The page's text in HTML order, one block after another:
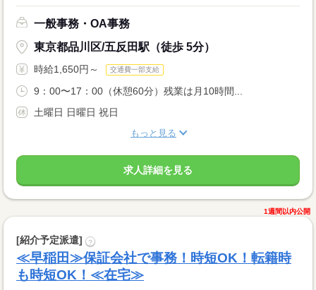
一般事務・OA事務
東京都品川区/五反田駅（徒歩 5分）
時給1,650円～ 交通費一部支給
9：00〜17：00（休憩60分）残業は月10時間...
土曜日 日曜日 祝日
もっと見る
求人詳細を見る
1週間以内公開
[紹介予定派遣] ?
≪早稲田≫保証会社で事務！時短OK！転籍時
も時短OK！≪在宅≫